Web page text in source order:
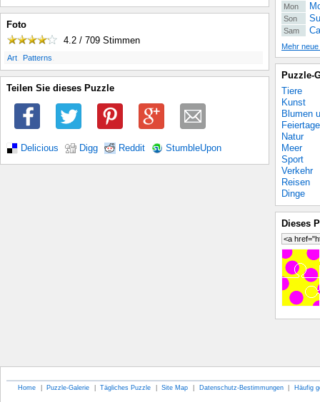
Foto
4.2 / 709 Stimmen
Art Patterns
Teilen Sie dieses Puzzle
Delicious Digg Reddit StumbleUpon
Mon
Son
Sam
Mehr
Puzzle-
Tiere
Kunst
Blumen
Feiertage
Natur
Meer
Sport
Verkehr
Reisen
Dinge
Dieses
Home | Puzzle-Galerie | Tägliches Puzzle | Site Map | Datenschutz-Bestimmungen | Häufig